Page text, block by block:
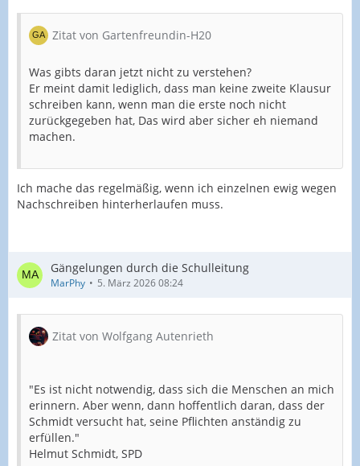
Zitat von Gartenfreundin-H20
Was gibts daran jetzt nicht zu verstehen?
Er meint damit lediglich, dass man keine zweite Klausur
schreiben kann, wenn man die erste noch nicht
zurückgegeben hat, Das wird aber sicher eh niemand
machen.
Ich mache das regelmäßig, wenn ich einzelnen ewig wegen
Nachschreiben hinterherlaufen muss.
Gängelungen durch die Schulleitung
MarPhy 5. März 2026 08:24
Zitat von Wolfgang Autenrieth
"Es ist nicht notwendig, dass sich die Menschen an mich
erinnern. Aber wenn, dann hoffentlich daran, dass der
Schmidt versucht hat, seine Pflichten anständig zu
erfüllen."
Helmut Schmidt, SPD